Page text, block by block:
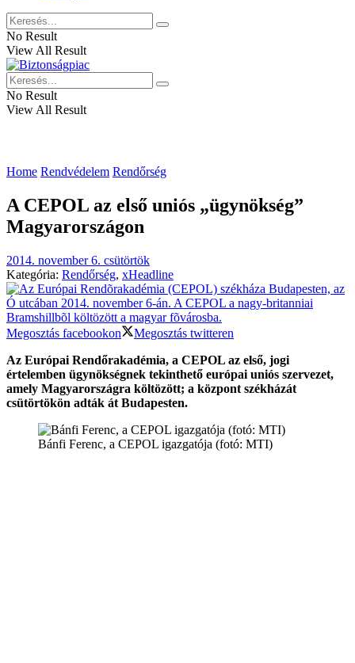
No Result
View All Result
No Result
View All Result
Home Rendvédelem Rendőrség
A CEPOL az első uniós „ügynökség”
Magyarországon
2014. november 6. csütörtök
Kategória: Rendőrség, xHeadline
Megosztás facebookon
Megosztás twitteren
Az Európai Rendőrakadémia, a CEPOL az első, jogi
értelemben ügynökségnek tekinthető európai uniós szervezet,
amely Magyarországra költözött; a központ székházát
csütörtökön adták át Budapesten.
Bánfi Ferenc, a CEPOL igazgatója (fotó: MTI)